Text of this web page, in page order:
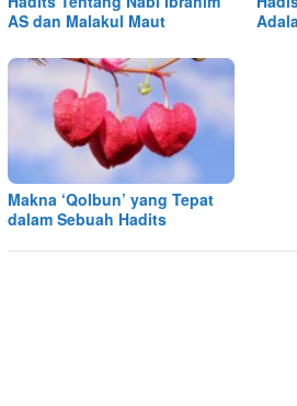
AS dan Malakul Maut
Makna ‘Qolbun’ yang Tepat
dalam Sebuah Hadits